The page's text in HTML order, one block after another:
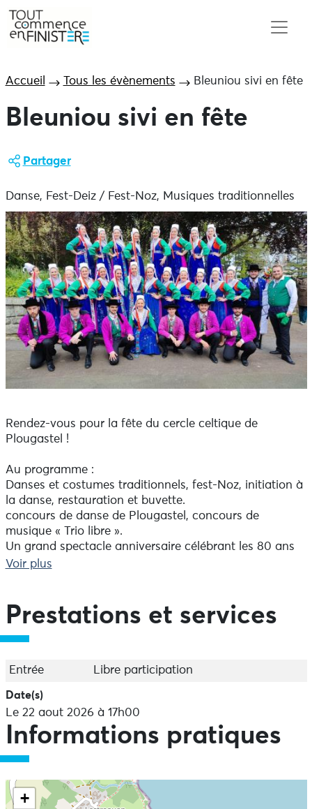
Accueil Tous les évènements Bleuniou sivi en fête
Bleuniou sivi en fête
Partager
Danse, Fest-Deiz / Fest-Noz, Musiques traditionnelles
Rendez-vous pour la fête du cercle celtique de
Plougastel !
Au programme :
Danses et costumes traditionnels, fest-Noz, initiation à
la danse, restauration et buvette.
concours de danse de Plougastel, concours de
musique « Trio libre ».
Un grand spectacle anniversaire célébrant les 80 ans
du cercle celtique, réunissant petits, grands et loisirs
Voir plus
Prestations et services
Entrée Libre participation
Date(s)
Le 22 aout 2026 à 17h00
Informations pratiques
+